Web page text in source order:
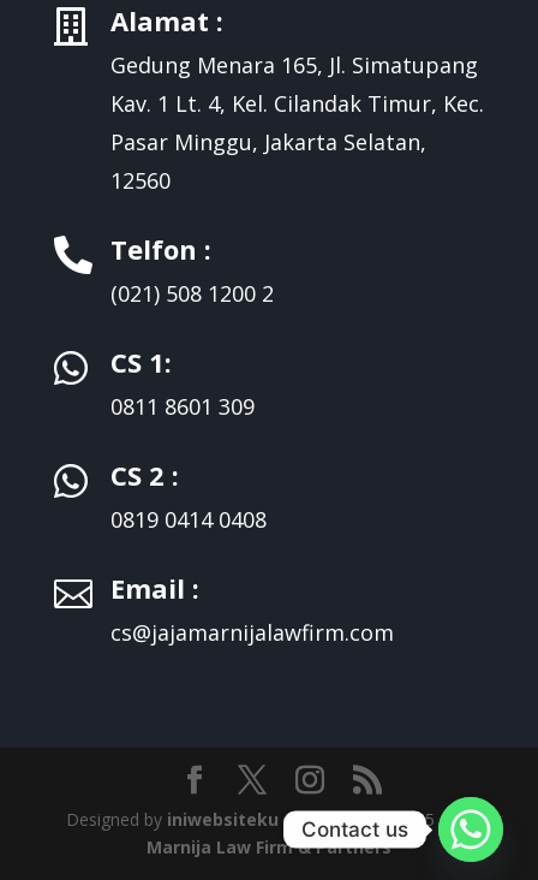
 Alamat :
Gedung Menara 165, Jl. Simatupang
Kav. 1 Lt. 4, Kel. Cilandak Timur, Kec.
Pasar Minggu, Jakarta Selatan,
12560
 Telfon :
(021) 508 1200 2
 CS 1:
0811 8601 309
 CS 2 :
0819 0414 0408
 Email :
cs@jajamarnijalawfirm.com
Designed by iniwebsiteku | © Copyright 2025Jaja
Marnija Law Firm & Partners
Contact us